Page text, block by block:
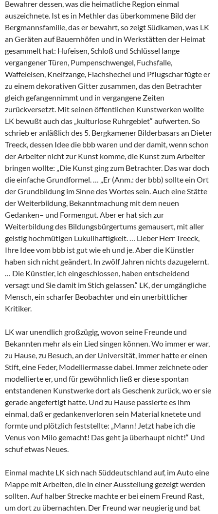
Bewahrer dessen, was die heimatliche Region einmal
auszeichnete. Ist es in Methler das überkommene Bild der
Bergmannsfamilie, das er bewahrt, so zeigt Südkamen, was LK
an Geräten auf Bauernhöfen und in Werkstätten der Heimat
gesammelt hat: Hufeisen, Schloß und Schlüssel lange
vergangener Türen, Pumpenschwengel, Fuchsfalle,
Waffeleisen, Kneifzange, Flachshechel und Pflugschar fügte er
zu einem dekorativen Gitter zusammen, das den Betrachter
gleich gefangennimmt und in vergangene Zeiten
zurückversetzt. Mit seinen öffentlichen Kunstwerken wollte
LK bewußt auch das „kulturlose Ruhrgebiet“ aufwerten. So
schrieb er anläßlich des 5. Bergkamener Bilderbasars an Dieter
Treeck, dessen Idee die bbb waren und der damit, wenn schon
der Arbeiter nicht zur Kunst komme, die Kunst zum Arbeiter
bringen wollte: „Die Kunst ging zum Betrachter. Das war doch
die einfache Grundformel. … „Er (Anm.: der bbb) sollte ein Ort
der Grundbildung im Sinne des Wortes sein. Auch eine Stätte
der Weiterbildung, Bekanntmachung mit dem neuen
Gedanken– und Formengut. Aber er hat sich zur
Weiterbildung des Bildungsbürgertums gemausert, mit aller
geistig hochmütigen Lukullhaftigkeit. … Lieber Herr Treeck,
Ihre Idee vom bbb ist gut wie eh und je. Aber die Künstler
haben sich nicht geändert. In zwölf Jahren nichts dazugelernt.
… Die Künstler, ich eingeschlossen, haben entscheidend
versagt und Sie damit im Stich gelassen.“ LK, der umgängliche
Mensch, ein scharfer Beobachter und ein unerbittlicher
Kritiker.
LK war unendlich großzügig, wovon seine Freunde und
Bekannten mehr als ein Lied singen können. Wo immer er war,
zu Hause, zu Besuch, an der Universität, immer hatte er einen
Stift, eine Feder, Modelliermasse dabei. Immer zeichnete oder
modellierte er, und für gewöhnlich ließ er diese spontan
entstandenen Kunstwerke dort als Geschenk zurück, wo er sie
gerade angefertigt hatte. Und zu Hause passierte es ihm
einmal, daß er gedankenverloren sein Material knetete und
formte und plötzlich feststellte: „Mann! Jetzt habe ich die
Venus von Milo gemacht! Das geht ja überhaupt nicht!“ Und
schuf etwas Neues.
Einmal machte LK sich nach Süddeutschland auf, im Auto eine
Mappe mit Arbeiten, die in einer Ausstellung gezeigt werden
sollten. Auf halber Strecke machte er bei einem Freund Rast,
um dort zu übernachten. Der Freund war neugierig und bat